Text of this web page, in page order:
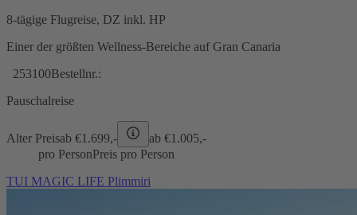
8-tägige Flugreise, DZ inkl. HP
Einer der größten Wellness-Bereiche auf Gran Canaria
253100Bestellnr.:
Pauschalreise
Alter Preisab €1.699,- ab €1.005,-
pro PersonPreis pro Person
TUI MAGIC LIFE Plimmiri